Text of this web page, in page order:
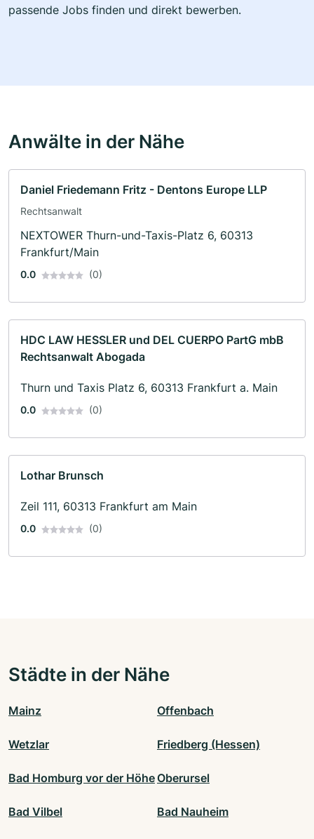
passende Jobs finden und direkt bewerben.
Anwälte in der Nähe
Daniel Friedemann Fritz - Dentons Europe LLP
Rechtsanwalt
NEXTOWER Thurn-und-Taxis-Platz 6, 60313
Frankfurt/Main
0.0 (0)
HDC LAW HESSLER und DEL CUERPO PartG mbB
Rechtsanwalt Abogada
Thurn und Taxis Platz 6, 60313 Frankfurt a. Main
0.0 (0)
Lothar Brunsch
Zeil 111, 60313 Frankfurt am Main
0.0 (0)
Städte in der Nähe
Mainz Offenbach
Wetzlar Friedberg (Hessen)
Bad Homburg vor der HöheOberursel
Bad Vilbel Bad Nauheim